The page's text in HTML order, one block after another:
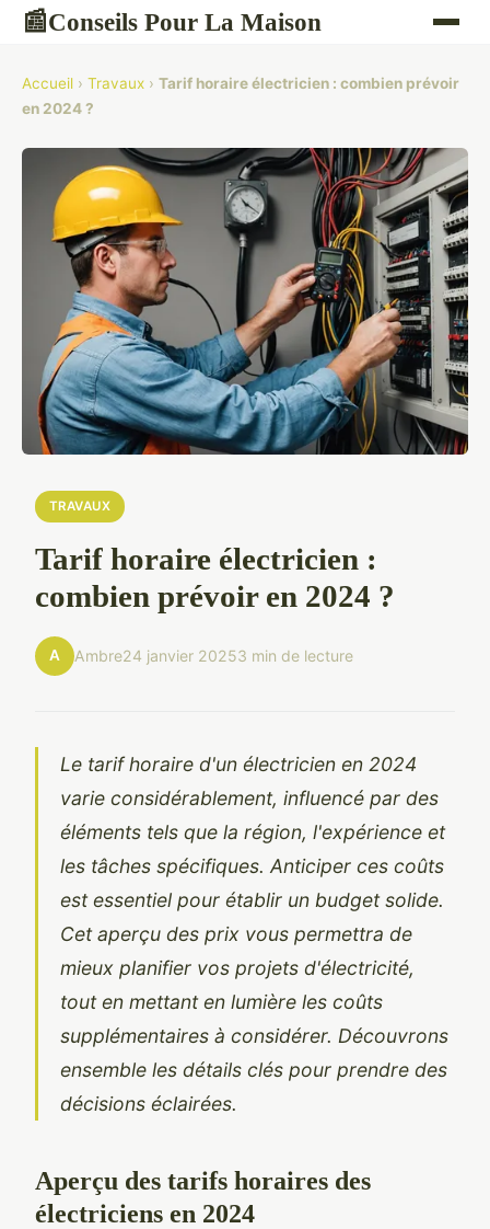
📰Conseils Pour La Maison
Accueil › Travaux › Tarif horaire électricien : combien prévoir
en 2024 ?
TRAVAUX
Tarif horaire électricien :
combien prévoir en 2024 ?
A Ambre24 janvier 20253 min de lecture
Le tarif horaire d'un électricien en 2024
varie considérablement, influencé par des
éléments tels que la région, l'expérience et
les tâches spécifiques. Anticiper ces coûts
est essentiel pour établir un budget solide.
Cet aperçu des prix vous permettra de
mieux planifier vos projets d'électricité,
tout en mettant en lumière les coûts
supplémentaires à considérer. Découvrons
ensemble les détails clés pour prendre des
décisions éclairées.
Aperçu des tarifs horaires des
électriciens en 2024